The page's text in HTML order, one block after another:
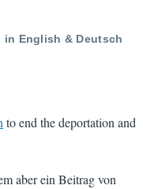
in English & Deutsch
to end the deportation and
aber ein Beitrag von